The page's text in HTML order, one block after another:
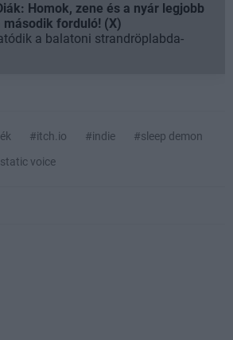
Homok, zene és a nyár legjobb
második forduló! (X)
a balatoni strandröplabda-
#itch.io #indie
#sleep demon
voice